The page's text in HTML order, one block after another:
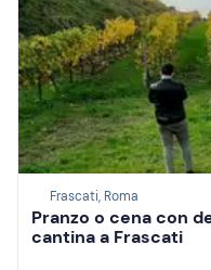
Frascati, Roma
Pranzo o cena con
cantina a Frascati